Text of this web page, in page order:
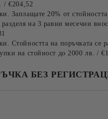
/ €204,52
Заплащате 20% от
разделя на 3 равни месечни
Стойността на поръчката се
на стойност до 2000 лв. /
БЕЗ